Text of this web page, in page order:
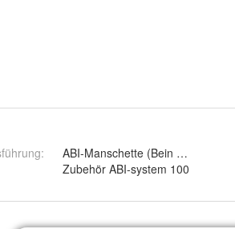
:
ABI-Manschette (Bein 18-38 cm)
Zubehör ABI-system 100